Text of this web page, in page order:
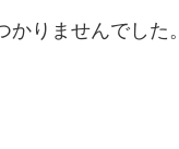
かりませんでした。